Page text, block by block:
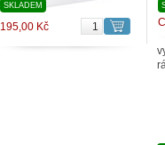
SKLADEM
195,00 Kč